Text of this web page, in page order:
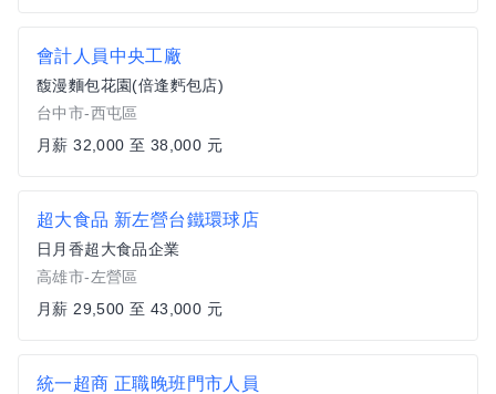
會計人員中央工廠
馥漫麵包花園(倍逢麫包店)
台中市-西屯區
月薪 32,000 至 38,000 元
超大食品 新左營台鐵環球店
日月香超大食品企業
高雄市-左營區
月薪 29,500 至 43,000 元
統一超商 正職晚班門市人員